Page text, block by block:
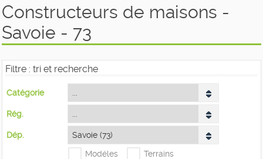
Constructeurs de maisons -
Savoie - 73
Filtre : tri et recherche
Catégorie
Rég.
Dép.
Modéles
Terrains